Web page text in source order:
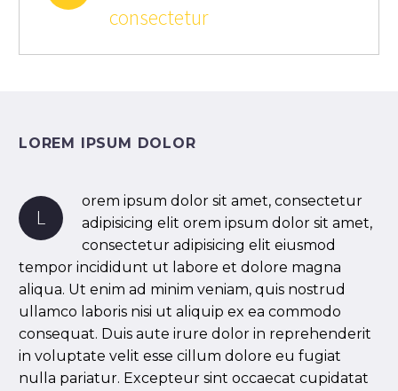
consectetur
LOREM IPSUM DOLOR
L
orem ipsum dolor sit amet, consectetur
adipisicing elit orem ipsum dolor sit amet,
consectetur adipisicing elit eiusmod
tempor incididunt ut labore et dolore magna
aliqua. Ut enim ad minim veniam, quis nostrud
ullamco laboris nisi ut aliquip ex ea commodo
consequat. Duis aute irure dolor in reprehenderit
in voluptate velit esse cillum dolore eu fugiat
nulla pariatur. Excepteur sint occaecat cupidatat